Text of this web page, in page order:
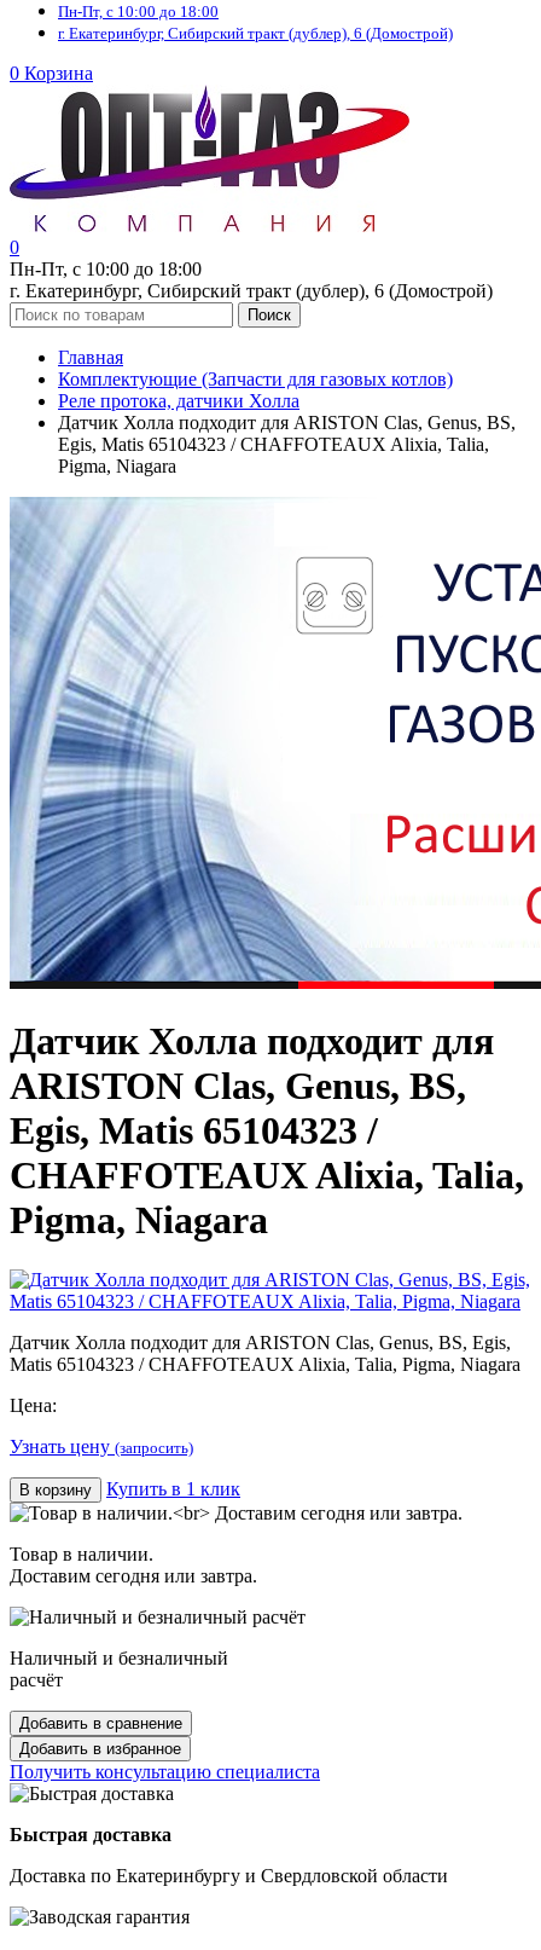
Пн-Пт, с 10:00 до 18:00
г. Екатеринбург, Сибирский тракт (дублер), 6 (Домострой)
0 Корзина
0
Пн-Пт, с 10:00 до 18:00
г. Екатеринбург, Сибирский тракт (дублер), 6 (Домострой)
Поиск
Главная
Комплектующие (Запчасти для газовых котлов)
Реле протока, датчики Холла
Датчик Холла подходит для ARISTON Clas, Genus, BS,
Egis, Matis 65104323 / CHAFFOTEAUX Alixia, Talia,
Pigma, Niagara
Датчик Холла подходит для
ARISTON Clas, Genus, BS,
Egis, Matis 65104323 /
CHAFFOTEAUX Alixia, Talia,
Pigma, Niagara
Датчик Холла подходит для ARISTON Clas, Genus, BS, Egis,
Matis 65104323 / CHAFFOTEAUX Alixia, Talia, Pigma, Niagara
Цена:
Узнать цену (запросить)
В корзину Купить в 1 клик
Товар в наличии.
Доставим сегодня или завтра.
Наличный и безналичный
расчёт
Добавить в сравнение
Добавить в избранное
Получить консультацию специалиста
Быстрая доставка
Доставка по Екатеринбургу и Свердловской области